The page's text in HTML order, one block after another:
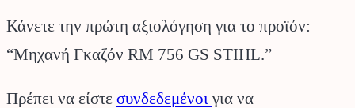
Κάνετε την πρώτη αξιολόγηση για το προϊόν:
“Μηχανή Γκαζόν RM 756 GS STIHL.”
Πρέπει να είστε συνδεδεμένοι για να